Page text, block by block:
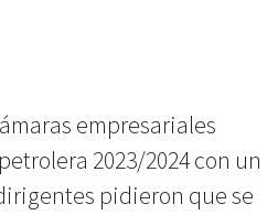
empresariales
2023/2024 con un
pidieron que se